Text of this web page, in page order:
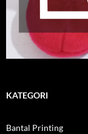
KATEGORI
Bantal Printing